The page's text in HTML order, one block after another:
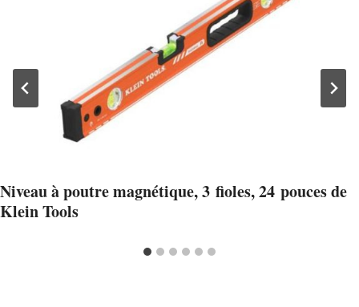
Niveau à poutre magnétique, 3 fioles, 24 pouces de
Klein Tools